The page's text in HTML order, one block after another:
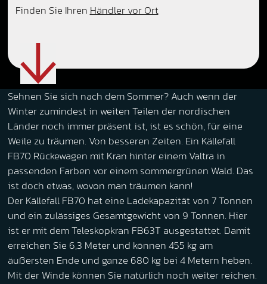
Finden Sie IhrenHändler vor Ort
Sehnen Sie sich nach dem Sommer? Auch wenn der
Winter zumindest in weiten Teilen der nordischen
Länder noch immer präsent ist, ist es schön, für eine
Weile zu träumen. Von besseren Zeiten. Ein Källefall
FB70 Rückewagen mit Kran hinter einem Valtra in
passenden Farben vor einem sommergrünen Wald. Das
ist doch etwas, wovon man träumen kann!
Der Källefall FB70 hat eine Ladekapazität von 7 Tonnen
und ein zulässiges Gesamtgewicht von 9 Tonnen. Hier
ist er mit dem Teleskopkran FB63T ausgestattet. Damit
erreichen Sie 6,3 Meter und können 455 kg am
äußersten Ende und ganze 680 kg bei 4 Metern heben.
Mit der Winde können Sie natürlich noch weiter reichen.